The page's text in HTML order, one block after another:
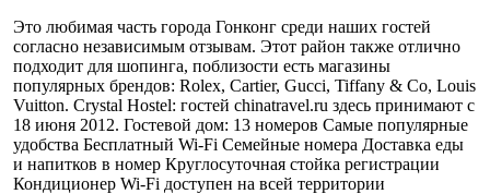
Это любимая часть города Гонконг среди наших гостей
согласно независимым отзывам. Этот район также отлично
подходит для шопинга, поблизости есть магазины
популярных брендов: Rolex, Cartier, Gucci, Tiffany & Co, Louis
Vuitton. Crystal Hostel: гостей chinatravel.ru здесь принимают с
18 июня 2012. Гостевой дом: 13 номеров Самые популярные
удобства Бесплатный Wi-Fi Семейные номера Доставка еды
и напитков в номер Круглосуточная стойка регистрации
Кондиционер Wi-Fi доступен на всей территории